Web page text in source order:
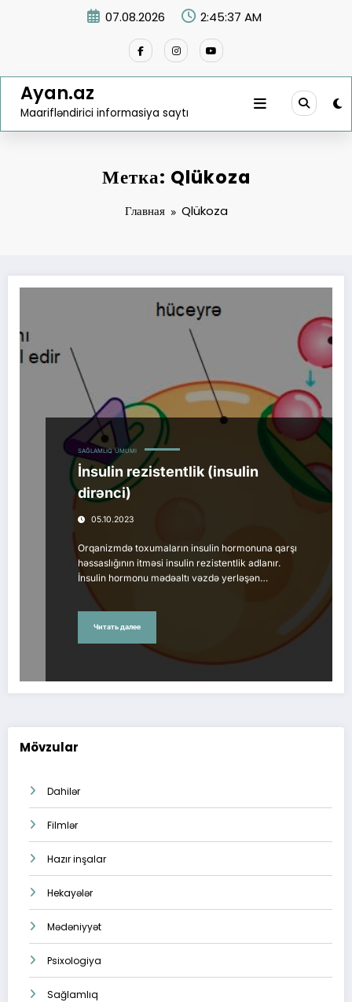
07.08.2026 2:45:37 AM
Ayan.az
Maarifləndirici informasiya saytı
Метка: Qlükoza
Главная Qlükoza
SAĞLAMLIQ ÜMUMI
İnsulin rezistentlik (insulin
dirənci)
05.10.2023
Orqanizmdə toxumaların insulin hormonuna qarşı
həssaslığının itməsi insulin rezistentlik adlanır.
İnsulin hormonu mədəaltı vəzdə yerləşən…
Читать далее
Mövzular
Dahilər
Filmlər
Hazır inşalar
Hekayələr
Mədəniyyət
Psixologiya
Sağlamlıq